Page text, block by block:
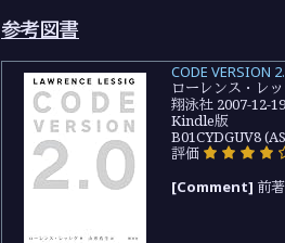
参考図書
CODE VERSION
ローレンス・レ
翔泳社 2007-12-
Kindle版
B01CYDGUV8
評価
[Comment] 前